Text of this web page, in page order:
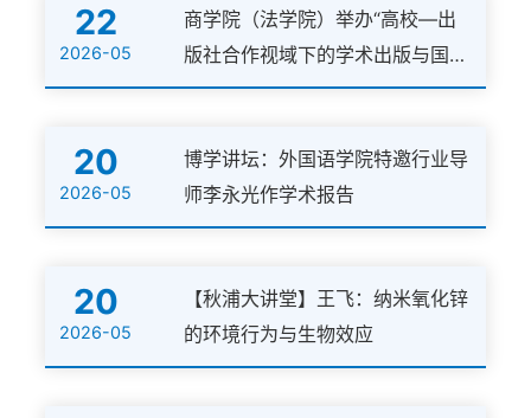
22
2026-05
商学院（法学院）举办“高校—出
版社合作视域下的学术出版与国家
级科研项目申报”专题讲座
20
2026-05
博学讲坛：外国语学院特邀行业导
师李永光作学术报告
20
2026-05
【秋浦大讲堂】王飞：纳米氧化锌
的环境行为与生物效应